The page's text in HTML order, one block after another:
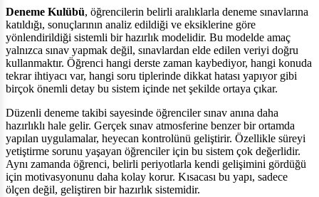
Deneme Kulübü, öğrencilerin belirli aralıklarla deneme sınavlarına
katıldığı, sonuçlarının analiz edildiği ve eksiklerine göre
yönlendirildiği sistemli bir hazırlık modelidir. Bu modelde amaç
yalnızca sınav yapmak değil, sınavlardan elde edilen veriyi doğru
kullanmaktır. Öğrenci hangi derste zaman kaybediyor, hangi konuda
tekrar ihtiyacı var, hangi soru tiplerinde dikkat hatası yapıyor gibi
birçok önemli detay bu sistem içinde net şekilde ortaya çıkar.
Düzenli deneme takibi sayesinde öğrenciler sınav anına daha
hazırlıklı hale gelir. Gerçek sınav atmosferine benzer bir ortamda
yapılan uygulamalar, heyecan kontrolünü geliştirir. Özellikle süreyi
yetiştirme sorunu yaşayan öğrenciler için bu sistem çok değerlidir.
Aynı zamanda öğrenci, belirli periyotlarla kendi gelişimini gördüğü
için motivasyonunu daha kolay korur. Kısacası bu yapı, sadece
ölçen değil, geliştiren bir hazırlık sistemidir.